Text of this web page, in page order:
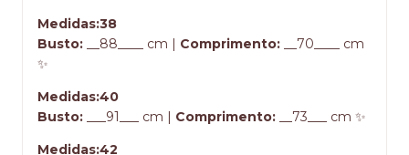
Medidas:38
Busto: __88____ cm | Comprimento: __70____ cm
✨
Medidas:40
Busto: ___91___ cm | Comprimento: __73___ cm ✨
Medidas:42